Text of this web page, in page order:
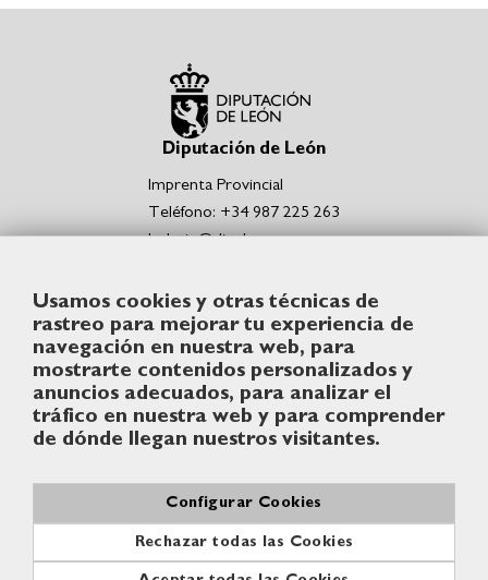
Usamos cookies y otras técnicas de
rastreo para mejorar tu experiencia de
navegación en nuestra web, para
mostrarte contenidos personalizados y
anuncios adecuados, para analizar el
tráfico en nuestra web y para comprender
de dónde llegan nuestros visitantes.
Configurar Cookies
Rechazar todas las Cookies
Diputación de León
Imprenta Provincial
Teléfono: +34 987 225 263
boletin@dipuleon.es
Portal de la Diputación de León
Sede Electrónica de la Diputación de León
Punto de acceso general de la Diputación de León
Síguenos
© Diputación de León
Contacto
Aviso legal
Política de cookies